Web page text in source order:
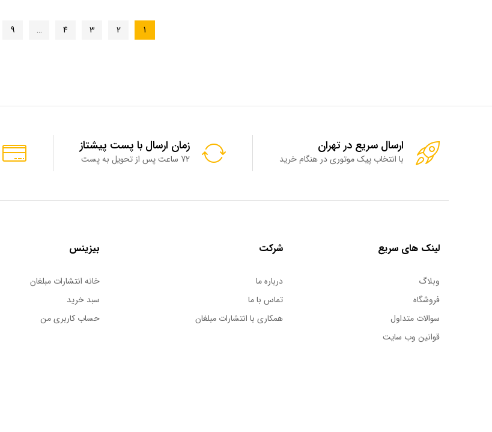
1
2
3
4
…
9
ارسال سریع در تهران
با انتخاب پیک موتوری در هنگام خرید
زمان ارسال با پست پیشتاز
72 ساعت پس از تحویل به پست
لینک های سریع
وبلاگ
فروشگاه
سوالات متداول
قوانین وب سایت
شرکت
درباره ما
تماس با ما
همکاری با انتشارات مبلغان
بیزینس
خانه انتشارات مبلغان
سبد خرید
حساب کاربری من